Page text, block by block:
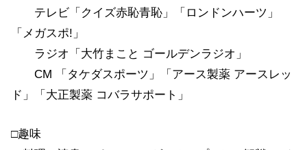
テレビ「クイズ赤恥青恥」「ロンドンハーツ」
「メガスポ!」
ラジオ「大竹まこと ゴールデンラジオ」
CM 「タケダスポーツ」「アース製薬 アースレッ
ド」「大正製薬 コバラサポート」
□趣味